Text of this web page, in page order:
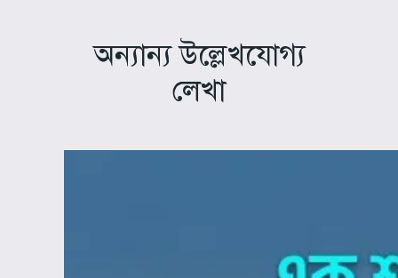
অন্যান্য উল্লেখযোগ্য
লেখা